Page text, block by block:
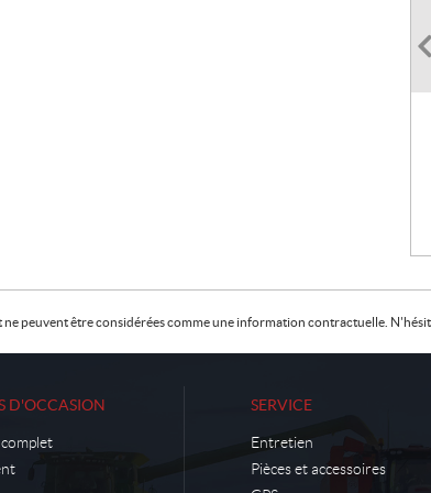
ne peuvent être considérées comme une information contractuelle.
D'OCCASION SERVICE
Entretien
Pièces et accessoires